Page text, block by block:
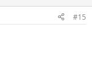
#15